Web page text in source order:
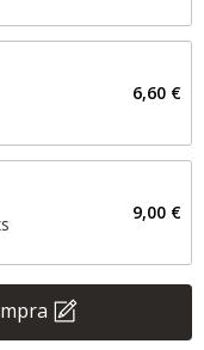
6,60 €
9,00 €